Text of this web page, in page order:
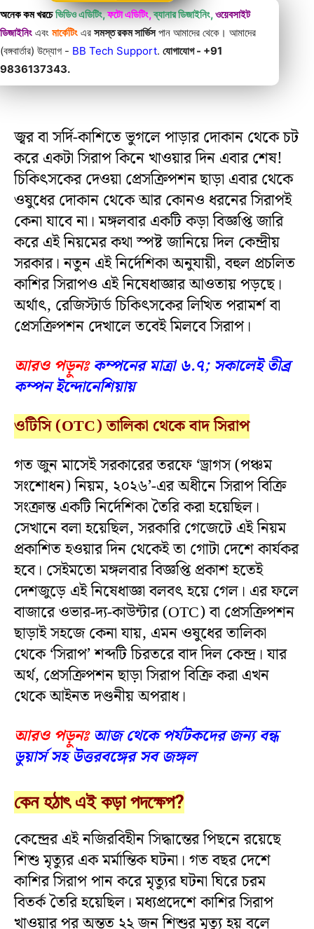
অনেক কম খরচে ভিডিও এডিটিং,ফটো এডিটিং,ব্যানার ডিজাইনিং,ওয়েবসাইট
ডিজাইনিং এবং মার্কেটিং এর সমস্ত রকম সার্ভিসপান আমাদের থেকে। আমাদের
(বঙ্গবার্তার) উদ্যোগ - BB Tech Support. যোগাযোগ - +91
9836137343.
জ্বর বা সর্দি-কাশিতে ভুগলে পাড়ার দোকান থেকে চট
করে একটা সিরাপ কিনে খাওয়ার দিন এবার শেষ!
চিকিৎসকের দেওয়া প্রেসক্রিপশন ছাড়া এবার থেকে
ওষুধের দোকান থেকে আর কোনও ধরনের সিরাপই
কেনা যাবে না। মঙ্গলবার একটি কড়া বিজ্ঞপ্তি জারি
করে এই নিয়মের কথা স্পষ্ট জানিয়ে দিল কেন্দ্রীয়
সরকার। নতুন এই নির্দেশিকা অনুযায়ী, বহুল প্রচলিত
কাশির সিরাপও এই নিষেধাজ্ঞার আওতায় পড়ছে।
অর্থাৎ, রেজিস্টার্ড চিকিৎসকের লিখিত পরামর্শ বা
প্রেসক্রিপশন দেখালে তবেই মিলবে সিরাপ।
আরও পড়ুনঃ কম্পনের মাত্রা ৬.৭; সকালেই তীব্র
কম্পন ইন্দোনেশিয়ায়
ওটিসি (OTC) তালিকা থেকে বাদ সিরাপ
গত জুন মাসেই সরকারের তরফে ‘ড্রাগস (পঞ্চম
সংশোধন) নিয়ম, ২০২৬’-এর অধীনে সিরাপ বিক্রি
সংক্রান্ত একটি নির্দেশিকা তৈরি করা হয়েছিল।
সেখানে বলা হয়েছিল, সরকারি গেজেটে এই নিয়ম
প্রকাশিত হওয়ার দিন থেকেই তা গোটা দেশে কার্যকর
হবে। সেইমতো মঙ্গলবার বিজ্ঞপ্তি প্রকাশ হতেই
দেশজুড়ে এই নিষেধাজ্ঞা বলবৎ হয়ে গেল। এর ফলে
বাজারে ওভার-দ্য-কাউন্টার (OTC) বা প্রেসক্রিপশন
ছাড়াই সহজে কেনা যায়, এমন ওষুধের তালিকা
থেকে ‘সিরাপ’ শব্দটি চিরতরে বাদ দিল কেন্দ্র। যার
অর্থ, প্রেসক্রিপশন ছাড়া সিরাপ বিক্রি করা এখন
থেকে আইনত দণ্ডনীয় অপরাধ।
আরও পড়ুনঃ আজ থেকে পর্যটকদের জন্য বন্ধ
ডুয়ার্স সহ উত্তরবঙ্গের সব জঙ্গল
কেন হঠাৎ এই কড়া পদক্ষেপ?
কেন্দ্রের এই নজিরবিহীন সিদ্ধান্তের পিছনে রয়েছে
শিশু মৃত্যুর এক মর্মান্তিক ঘটনা। গত বছর দেশে
কাশির সিরাপ পান করে মৃত্যুর ঘটনা ঘিরে চরম
বিতর্ক তৈরি হয়েছিল। মধ্যপ্রদেশে কাশির সিরাপ
খাওয়ার পর অন্তত ২২ জন শিশুর মৃত্যু হয় বলে